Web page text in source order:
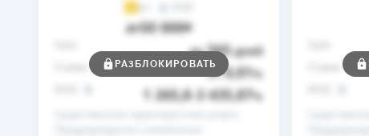
4,1
до50 000₴
до 365дней
от0,01%
1 265,8 3 435,87%
РАЗБЛОКИРОВАТЬ